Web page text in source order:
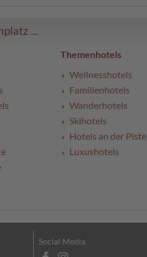
...
Themenhotels
Wellnesshotels
Familienhotels
Wanderhotels
Skihotels
Hotels an der Piste
Luxushotels
Social Media